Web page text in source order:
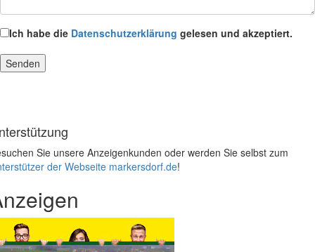
Ich habe die Datenschutzerklärung gelesen und akzeptiert.
Sie unsere Anzeigenkunden oder werden Sie selbst zum
der Webseite markersdorf.de!